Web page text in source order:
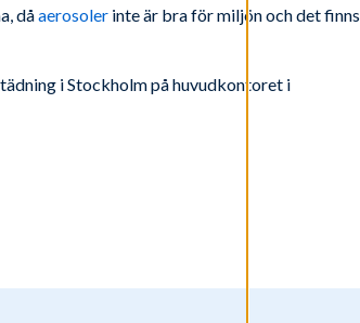
dåaerosoler inte är bra för miljön och det finns
i Stockholm på huvudkontoret i